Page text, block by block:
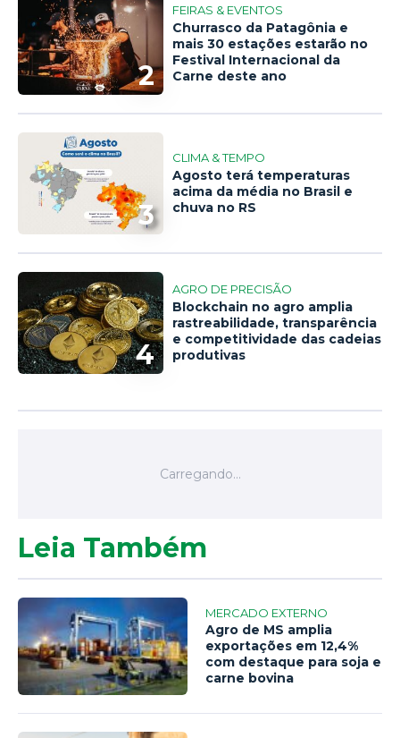
2
FEIRAS & EVENTOS
Churrasco da Patagônia e
mais 30 estações estarão no
Festival Internacional da
Carne deste ano
3
CLIMA & TEMPO
Agosto terá temperaturas
acima da média no Brasil e
chuva no RS
4
AGRO DE PRECISÃO
Blockchain no agro amplia
rastreabilidade, transparência
e competitividade das cadeias
produtivas
Leia Também
MERCADO EXTERNO
Agro de MS amplia
exportações em 12,4%
com destaque para soja e
carne bovina